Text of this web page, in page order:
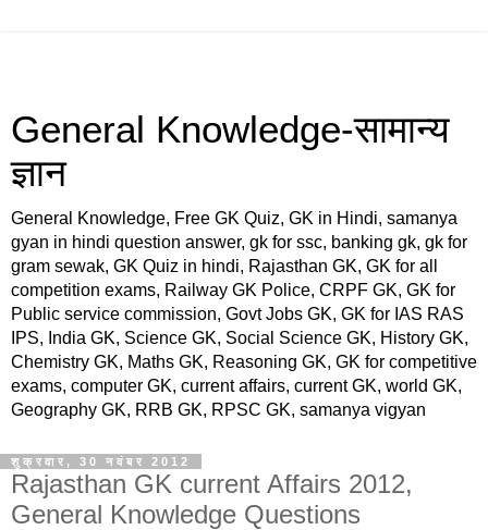
General Knowledge-सामान्य
ज्ञान
General Knowledge, Free GK Quiz, GK in Hindi, samanya
gyan in hindi question answer, gk for ssc, banking gk, gk for
gram sewak, GK Quiz in hindi, Rajasthan GK, GK for all
competition exams, Railway GK Police, CRPF GK, GK for
Public service commission, Govt Jobs GK, GK for IAS RAS
IPS, India GK, Science GK, Social Science GK, History GK,
Chemistry GK, Maths GK, Reasoning GK, GK for competitive
exams, computer GK, current affairs, current GK, world GK,
Geography GK, RRB GK, RPSC GK, samanya vigyan
शुक्रवार, 30 नवंबर 2012
Rajasthan GK current Affairs 2012,
General Knowledge Questions